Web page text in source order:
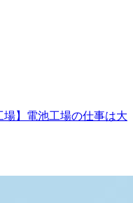
】電池工場の仕事は大